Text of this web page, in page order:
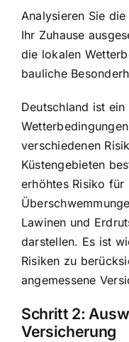
Analysieren Sie
Ihr Zuhause
die lokalen
bauliche
Deutschland ist
verschiedenen
Küstengebieten
erhöhtes Risiko für
Lawinen und
darstellen. Es ist
Risiken zu
angemessene
Schritt 2:
Versicherung